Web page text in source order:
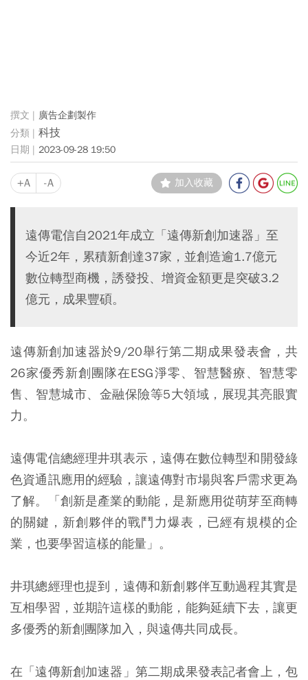
廣告企劃製作
科技
2023-09-28 19:50
+A -A 加入收藏
遠傳電信自2021年成立「遠傳新創加速器」至
今近2年，累積新創達37家，並創造逾1.7億元
數位轉型商機，誘發投、增資金額更是突破3.2
億元，成果豐碩。
遠傳新創加速器於9/20舉行第二期成果發表會，共
26家優秀新創團隊在ESG淨零、智慧醫療、智慧零
售、智慧城市、金融保險等5大領域，展現其亮眼實
力。
遠傳電信總經理井琪表示，遠傳在數位轉型和開發綠
色資通訊應用的經驗，讓遠傳對市場與客戶需求更為
了解。「創新是產業的動能，是新應用從萌芽至商轉
的關鍵，新創夥伴的戰鬥力爆表，已經有規模的企
業，也要學習這樣的能量」。
井琪總經理也提到，遠傳和新創夥伴互動過程其實是
互相學習，並期許這樣的動能，能夠延續下去，讓更
多優秀的新創團隊加入，與遠傳共同成長。
在「遠傳新創加速器」第二期成果發表記者會上，包